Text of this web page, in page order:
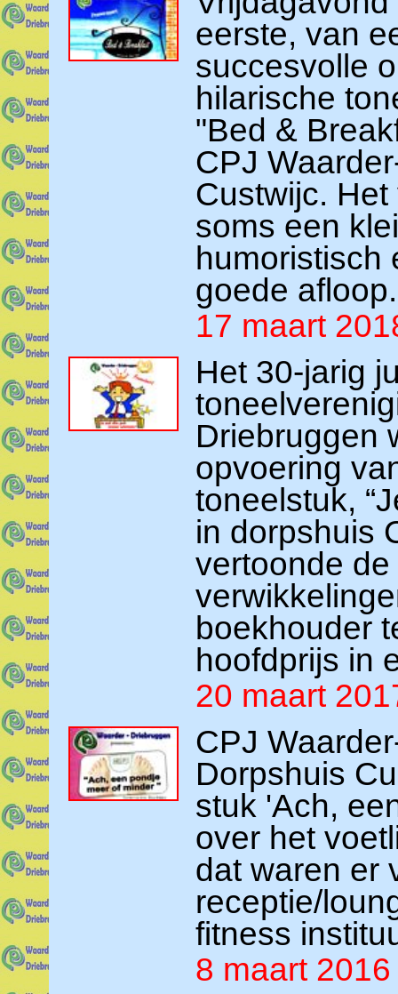
eerste, van
succesvolle
hilarische
"Bed &
CPJ
Custwijc.
soms een
humoristisch
goede afloop.
17 maart
Het 30-jarig
Driebruggen
opvoering
toneelstuk,
in dorpshuis
vertoonde
boekhouder
hoofdprijs in
20 maart
CPJ
Dorpshuis
stuk 'Ach,
over het
dat waren er
receptie/
fitness
8 maart